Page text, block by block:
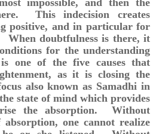
This indecision creates
positive, and in particular for
doubtfulness is there, it
for the understanding
of the five causes that
as it is closing the
also known as Samadhi in
state of mind which provides
the absorption. Without
one cannot realize